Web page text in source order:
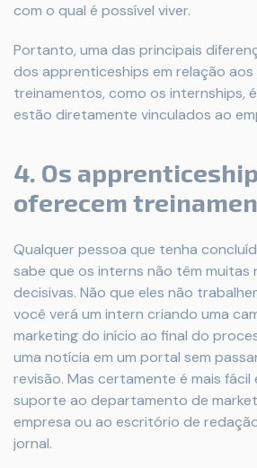
com o qual é possível viver.
Portanto, uma das principais
dos apprenticeships em relação
treinamentos, como os internships,
estão diretamente vinculados ao
4. Os
oferecem
Qualquer pessoa que tenha
sabe que os interns não têm muitas
decisivas. Não que eles não
você verá um intern criando uma
marketing do início ao final do
uma notícia em um portal sem
revisão. Mas certamente é mais
suporte ao departamento de
empresa ou ao escritório de
jornal.